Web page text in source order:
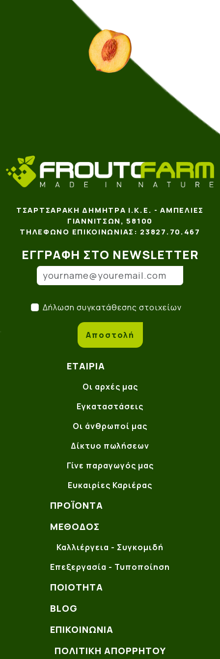
ΤΣΑΡΤΣΑΡΆΚΗ ΔΉΜΗΤΡΑ Ι.Κ.Ε. - ΑΜΠΕΛΙΈΣ
ΓΙΑΝΝΙΤΣΏΝ, 58100
ΤΗΛΈΦΩΝΟ ΕΠΙΚΟΙΝΩΝΊΑΣ: 23827.70.467
ΕΓΓΡΑΦΉ ΣΤΟ NEWSLETTER
(*)
Δήλωση συγκατάθεσης
Δήλωση συγκατάθεσης στοιχείων
Αποστολή
ΕΤΑΙΡΊΑ
Οι αρχές μας
Εγκαταστάσεις
Οι άνθρωποί μας
Δίκτυο πωλήσεων
Γίνε παραγωγός μας
Ευκαιρίες Καριέρας
ΠΡΟΪΌΝΤΑ
ΜΈΘΟΔΟΣ
Καλλιέργεια - Συγκομιδή
Επεξεργασία - Τυποποίηση
ΠΟΙΌΤΗΤΑ
BLOG
ΕΠΙΚΟΙΝΩΝΊΑ
ΠΟΛΙΤΙΚΗ ΑΠΟΡΡΗΤΟΥ